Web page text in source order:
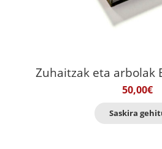
Zuhaitzak eta arbolak
50,00€
Saskira